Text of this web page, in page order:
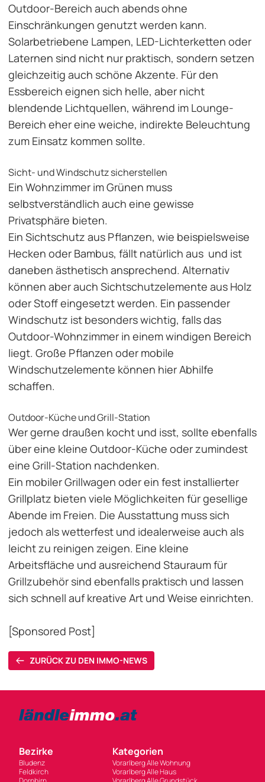
Outdoor-Bereich auch abends ohne
Einschränkungen genutzt werden kann.
Solarbetriebene Lampen, LED-Lichterketten oder
Laternen sind nicht nur praktisch, sondern setzen
gleichzeitig auch schöne Akzente. Für den
Essbereich eignen sich helle, aber nicht
blendende Lichtquellen, während im Lounge-
Bereich eher eine weiche, indirekte Beleuchtung
zum Einsatz kommen sollte.
Sicht- und Windschutz sicherstellen
Ein Wohnzimmer im Grünen muss
selbstverständlich auch eine gewisse
Privatsphäre bieten.
Ein Sichtschutz aus Pflanzen, wie beispielsweise
Hecken oder Bambus, fällt natürlich aus und ist
daneben ästhetisch ansprechend. Alternativ
können aber auch Sichtschutzelemente aus Holz
oder Stoff eingesetzt werden. Ein passender
Windschutz ist besonders wichtig, falls das
Outdoor-Wohnzimmer in einem windigen Bereich
liegt. Große Pflanzen oder mobile
Windschutzelemente können hier Abhilfe
schaffen.
Outdoor-Küche und Grill-Station
Wer gerne draußen kocht und isst, sollte ebenfalls
über eine kleine Outdoor-Küche oder zumindest
eine Grill-Station nachdenken.
Ein mobiler Grillwagen oder ein fest installierter
Grillplatz bieten viele Möglichkeiten für gesellige
Abende im Freien. Die Ausstattung muss sich
jedoch als wetterfest und idealerweise auch als
leicht zu reinigen zeigen. Eine kleine
Arbeitsfläche und ausreichend Stauraum für
Grillzubehör sind ebenfalls praktisch und lassen
sich schnell auf kreative Art und Weise einrichten.
[Sponsored Post]
ZURÜCK ZU DEN IMMO-NEWS
Bezirke
Bludenz
Feldkirch
Kategorien
Vorarlberg Alle Wohnung
Vorarlberg Alle Haus